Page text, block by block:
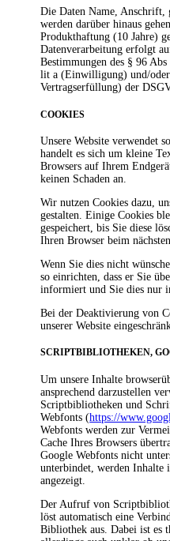
Die Daten Name, Anschrift,
werden darüber hinaus
Produkthaftung (10 Jahre)
Datenverarbeitung erfolgt
Bestimmungen des § 96
lit a (Einwilligung) und/
Vertragserfüllung) der
COOKIES
Unsere Website verwendet
handelt es sich um kleine
Browsers auf Ihrem
keinen Schaden an.
Wir nutzen Cookies dazu,
gestalten. Einige Cookies
gespeichert, bis Sie diese
Ihren Browser beim
Wenn Sie dies nicht
so einrichten, dass er Sie
informiert und Sie dies nur
Bei der Deaktivierung von
unserer Website
SCRIPTBIBLIOTHEKEN,
Um unsere Inhalte
ansprechend darzustellen
Scriptbibliotheken und
Webfonts (https://
Webfonts werden zur
Cache Ihres Browsers
Google Webfonts nicht
unterbindet, werden Inhalte
angezeigt.
Der Aufruf von
löst automatisch eine
Bibliothek aus. Dabei ist es